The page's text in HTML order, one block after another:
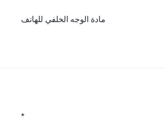
مادة الوجه الخلفي للهاتف
*